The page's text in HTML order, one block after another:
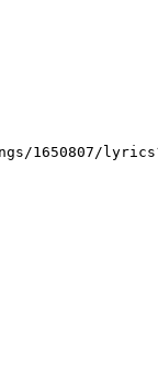
1650807/